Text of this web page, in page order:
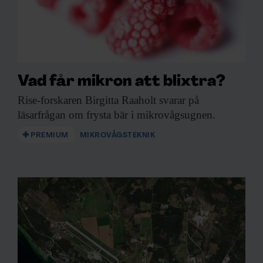
Vad får mikron att blixtra?
Rise-forskaren Birgitta Raaholt svarar på
läsarfrågan om frysta bär i mikrovågsugnen.
PREMIUM MIKROVÅGSTEKNIK